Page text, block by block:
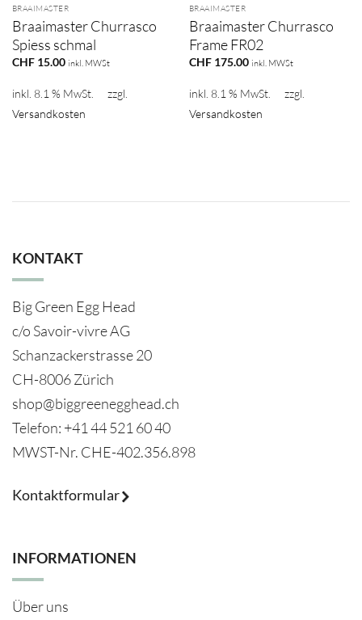
BRAAIMASTER
Braaimaster Churrasco
Spiess schmal
CHF15.00 inkl. MWSt
inkl. 8.1 % MwSt.
zzgl.
Versandkosten
BRAAIMASTER
Braaimaster Churrasco
Frame FR02
CHF175.00 inkl. MWSt
inkl. 8.1 % MwSt.
zzgl.
Versandkosten
KONTAKT
Big Green Egg Head
c/o Savoir-vivre AG
Schanzackerstrasse 20
CH-8006 Zürich
shop@biggreenegghead.ch
Telefon: +41 44 521 60 40
MWST-Nr. CHE-402.356.898
Kontaktformular
INFORMATIONEN
Über uns